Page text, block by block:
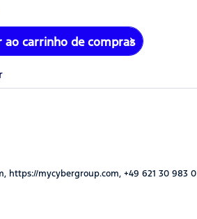
ao carrinho de compras
https://mycybergroup.com, +49 621 30 983 0